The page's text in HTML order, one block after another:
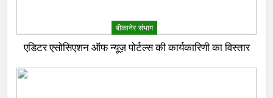
बीकानेर संभाग
एडिटर एसोसिएशन ऑफ न्यूज़ पोर्टल्स की कार्यकारिणी का विस्तार